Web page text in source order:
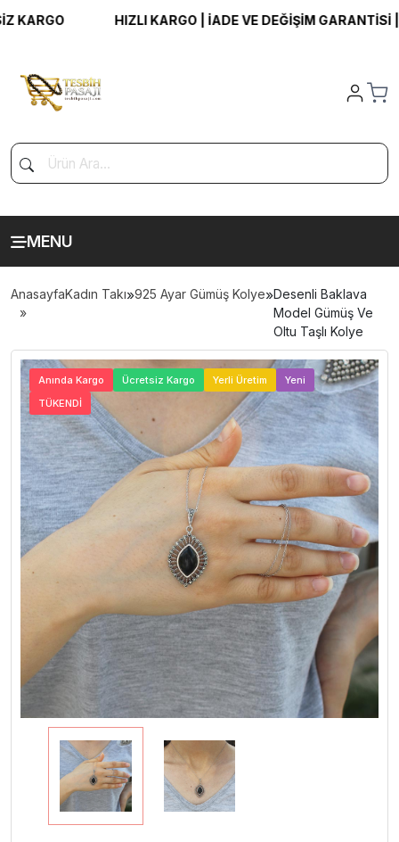
HIZLI KARGO | İADE VE DEĞİŞİM GARANTİSİ |
MENU
AnasayfaKadın Takı»925 Ayar Gümüş Kolye»Desenli Baklava
Model Gümüş Ve
Oltu Taşlı Kolye
Anında Kargo Ücretsiz Kargo Yerli Üretim
Yeni
TÜKENDİ